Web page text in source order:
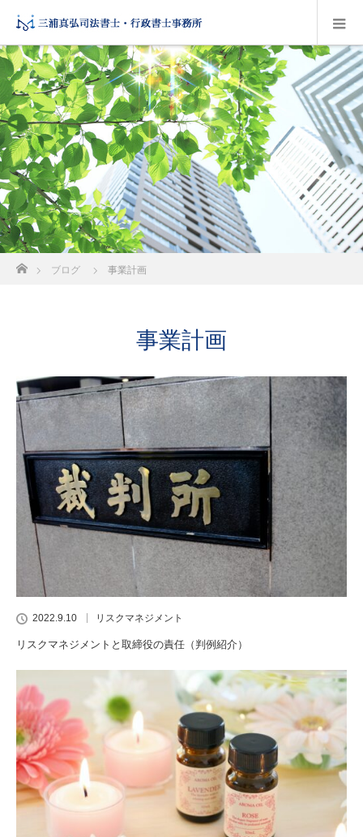
ブログ 事業計画
事業計画
2022.9.10 リスクマネジメント
リスクマネジメントと取締役の責任（判例紹介）